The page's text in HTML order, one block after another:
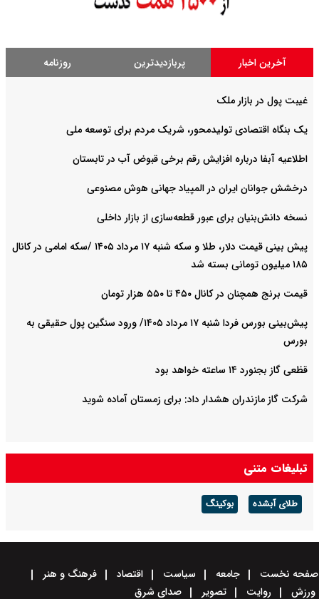
آخرین اخبار پربازدیدترین روزنامه
غیبت پول در بازار ملک
یک بنگاه اقتصادی تولیدمحور، شریک مردم برای توسعه ملی
اطلاعیه آبفا درباره افزایش رقم برخی قبوض آب در تابستان
درخشش جوانان ایران در المپیاد جهانی هوش مصنوعی
نسخه دانش‌بنیان برای عبور قطعه‌سازی از بازار داخلی
پیش ‌بینی قیمت دلار، طلا و سکه شنبه ۱۷ مرداد ۱۴۰۵ /سکه امامی در کانال
۱۸۵ میلیون تومانی بسته شد
قیمت برنج همچنان در کانال ۴۵۰ تا ۵۵۰ هزار تومان
پیش‌بینی بورس فردا شنبه ۱۷ مرداد ۱۴۰۵/ ورود سنگین پول حقیقی به
بورس
قظعی گاز بجنورد ۱۴ ساعته خواهد بود
شرکت گاز مازندران هشدار داد: برای زمستان آماده شوید
تبلیغات متنی
طلای آبشده بوکینگ
صفحه نخست جامعه سیاست اقتصاد
فرهنگ و هنر
ورزش
روایت تصویر صدای شرق